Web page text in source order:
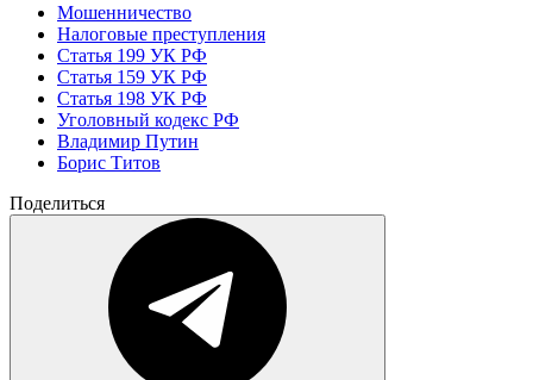
Мошенничество
Налоговые преступления
Статья 199 УК РФ
Статья 159 УК РФ
Статья 198 УК РФ
Уголовный кодекс РФ
Владимир Путин
Борис Титов
Поделиться